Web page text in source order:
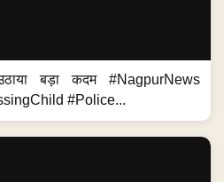
बड़ा कदम #NagpurNews
#Police...